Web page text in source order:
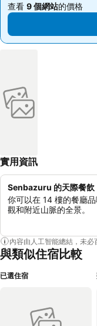
查看 9 個網站的價格
查看 9 個網站的價格
實用資訊
Senbazuru 的天際餐飲
你可以在 14 樓的餐廳
觀和附近山脈的全景。
內容由人工智能總結，未必
與類似住宿比較
已選住宿